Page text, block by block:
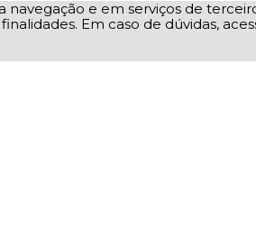
e em serviços de
Em caso de dúvidas,